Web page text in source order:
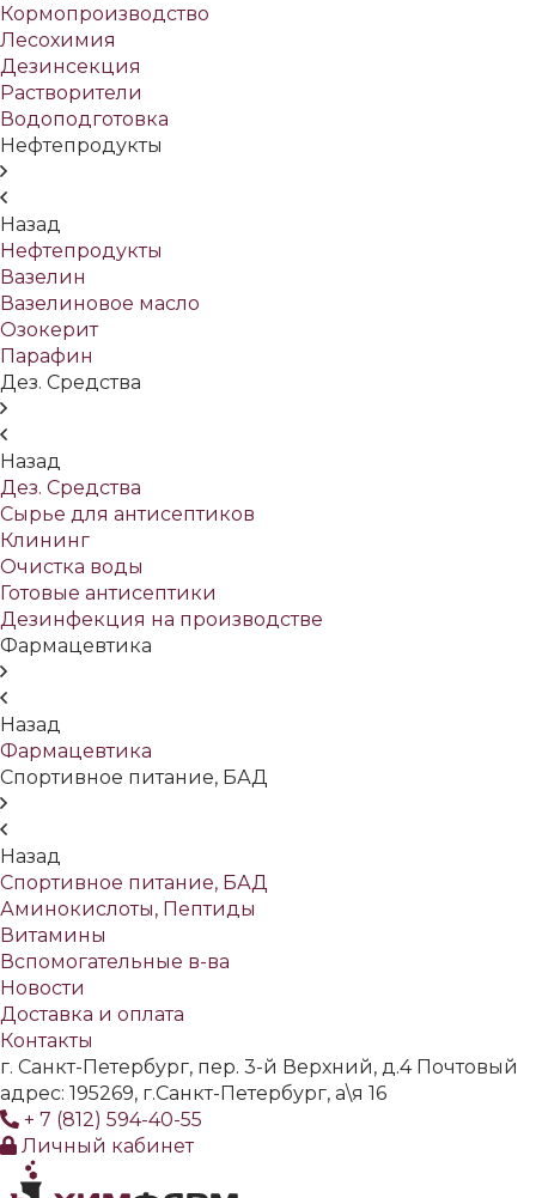
Кормопроизводство
Лесохимия
Дезинсекция
Растворители
Водоподготовка
Нефтепродукты
Назад
Нефтепродукты
Вазелин
Вазелиновое масло
Озокерит
Парафин
Дез. Средства
Назад
Дез. Средства
Сырье для антисептиков
Клининг
Очистка воды
Готовые антисептики
Дезинфекция на производстве
Фармацевтика
Назад
Фармацевтика
Спортивное питание, БАД
Назад
Спортивное питание, БАД
Аминокислоты, Пептиды
Витамины
Вспомогательные в-ва
Новости
Доставка и оплата
Контакты
г. Санкт-Петербург, пер. 3-й Верхний, д.4 Почтовый
адрес: 195269, г.Санкт-Петербург, а\я 16
+ 7 (812) 594-40-55
Личный кабинет